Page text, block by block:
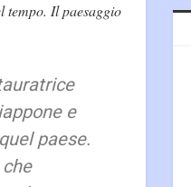
tempo. Il paesaggio
e
paese.